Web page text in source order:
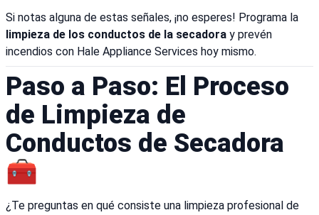
Si notas alguna de estas señales, ¡no esperes! Programa la
limpieza de los conductos de la secadora y prevén
incendios con Hale Appliance Services hoy mismo.
Paso a Paso: El Proceso
de Limpieza de
Conductos de Secadora
🧰
¿Te preguntas en qué consiste una limpieza profesional de